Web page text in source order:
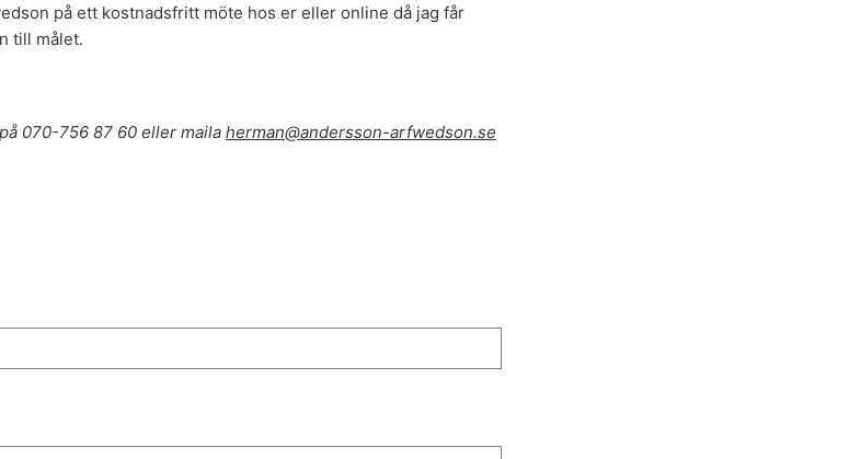
på ett kostnadsfritt möte hos er eller online då jag får
till målet.
070-756 87 60 eller maila herman@andersson-arfwedson.se